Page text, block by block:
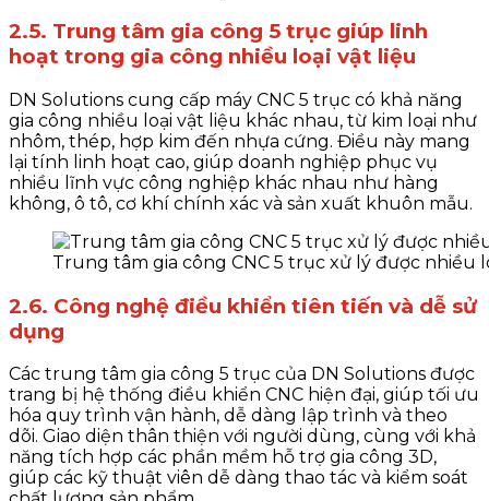
2.5. Trung tâm gia công 5 trục giúp linh
hoạt trong gia công nhiều loại vật liệu
DN Solutions cung cấp máy CNC 5 trục có khả năng
gia công nhiều loại vật liệu khác nhau, từ kim loại như
nhôm, thép, hợp kim đến nhựa cứng. Điều này mang
lại tính linh hoạt cao, giúp doanh nghiệp phục vụ
nhiều lĩnh vực công nghiệp khác nhau như hàng
không, ô tô, cơ khí chính xác và sản xuất khuôn mẫu.
Trung tâm gia công CNC 5 trục xử lý được nhiều
2.6. Công nghệ điều khiển tiên tiến và dễ sử
dụng
Các trung tâm gia công 5 trục của DN Solutions được
trang bị hệ thống điều khiển CNC hiện đại, giúp tối ưu
hóa quy trình vận hành, dễ dàng lập trình và theo
dõi. Giao diện thân thiện với người dùng, cùng với khả
năng tích hợp các phần mềm hỗ trợ gia công 3D,
giúp các kỹ thuật viên dễ dàng thao tác và kiểm soát